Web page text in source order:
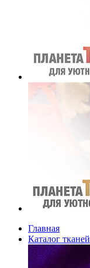
Главная
Каталог тканей